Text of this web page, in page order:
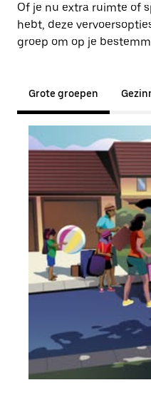
Of je nu extra ruimte of
hebt, deze
groep om op je
Grote groepen